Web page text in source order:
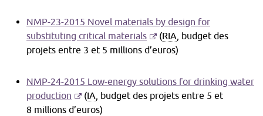
une
nouvelle
fenêtre
NMP-23-2015 Novel materials by design for
substituting critical materials-
S'ouvre
une
nouvelle
(RIA , budget des
projets entre 3 et 5 millions d’euros)
NMP-24-2015 Low-energy solutions for drinking water
production
S'ouvre
(IA , budget des projets entre 5 et
8 millions d’euros)